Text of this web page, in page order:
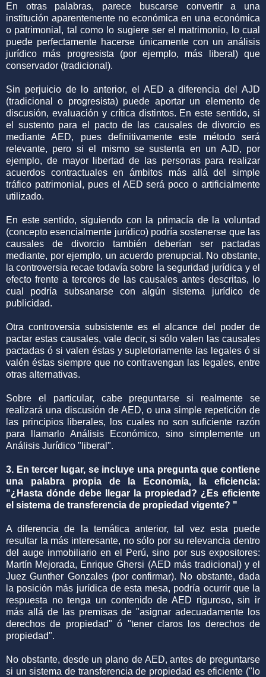
En otras palabras, parece buscarse convertir a una
institución aparentemente no económica en una económica
o patrimonial, tal como lo sugiere ser el matrimonio, lo cual
puede perfectamente hacerse únicamente con un análisis
jurídico más progresista (por ejemplo, más liberal) que
conservador (tradicional).
Sin perjuicio de lo anterior, el AED a diferencia del AJD
(tradicional o progresista) puede aportar un elemento de
discusión, evaluación y crítica distintos. En este sentido, si
el sustento para el pacto de las causales de divorcio es
mediante AED, pues definitivamente este método será
relevante, pero si el mismo se sustenta en un AJD, por
ejemplo, de mayor libertad de las personas para realizar
acuerdos contractuales en ámbitos más allá del simple
tráfico patrimonial, pues el AED será poco o artificialmente
utilizado.
En este sentido, siguiendo con la primacía de la voluntad
(concepto esencialmente jurídico) podría sostenerse que las
causales de divorcio también deberían ser pactadas
mediante, por ejemplo, un acuerdo prenupcial. No obstante,
la controversia recae todavía sobre la seguridad jurídica y el
efecto frente a terceros de las causales antes descritas, lo
cual podría subsanarse con algún sistema jurídico de
publicidad.
Otra controversia subsistente es el alcance del poder de
pactar estas causales, vale decir, si sólo valen las causales
pactadas ó si valen éstas y supletoriamente las legales ó si
valén éstas siempre que no contravengan las legales, entre
otras alternativas.
Sobre el particular, cabe preguntarse si realmente se
realizará una discusión de AED, o una simple repetición de
las principios liberales, los cuales no son suficiente razón
para llamarlo Análisis Económico, sino simplemente un
Análisis Jurídico "liberal".
3. En tercer lugar, se incluye una pregunta que contiene
una palabra propia de la Economía, la eficiencia:
"¿Hasta dónde debe llegar la propiedad? ¿Es eficiente
el sistema de transferencia de propiedad vigente? "
A diferencia de la temática anterior, tal vez esta puede
resultar la más interesante, no sólo por su relevancia dentro
del auge inmobiliario en el Perú, sino por sus expositores:
Martín Mejorada, Enrique Ghersi (AED más tradicional) y el
Juez Gunther Gonzales (por confirmar). No obstante, dada
la posición más jurídica de esta mesa, podría ocurrir que la
respuesta no tenga un contenido de AED riguroso, sin ir
más allá de las premisas de "asignar adecuadamente los
derechos de propiedad" ó "tener claros los derechos de
propiedad".
No obstante, desde un plano de AED, antes de preguntarse
si un sistema de transferencia de propiedad es eficiente ("lo